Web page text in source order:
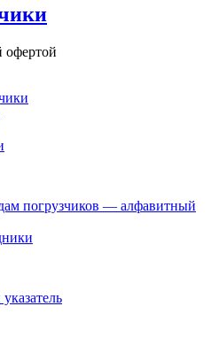
офертой
погрузчиков — алфавитный